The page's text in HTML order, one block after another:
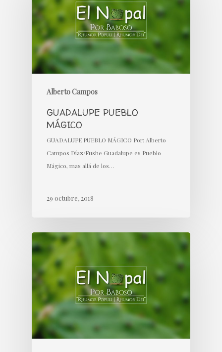
Alberto Campos
GUADALUPE PUEBLO
MÁGICO
GUADALUPE PUEBLO MÁGICO Por: Alberto
Campos Díaz/Fushe Guadalupe es Pueblo
Mágico, mas allá de los…
29 octubre, 2018